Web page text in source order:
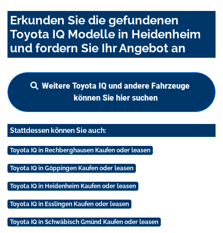
Erkunden Sie die gefundenen
Toyota IQ Modelle in Heidenheim
und fordern Sie Ihr Angebot an
Weitere Toyota IQ und andere Fahrzeuge
können Sie hier suchen
Stattdessen können Sie auch:
Toyota IQ in Rechberghausen Kaufen oder leasen
Toyota IQ in Göppingen Kaufen oder leasen
Toyota IQ in Heidenheim Kaufen oder leasen
Toyota IQ in Esslingen Kaufen oder leasen
Toyota IQ in Schwäbisch Gmünd Kaufen oder leasen